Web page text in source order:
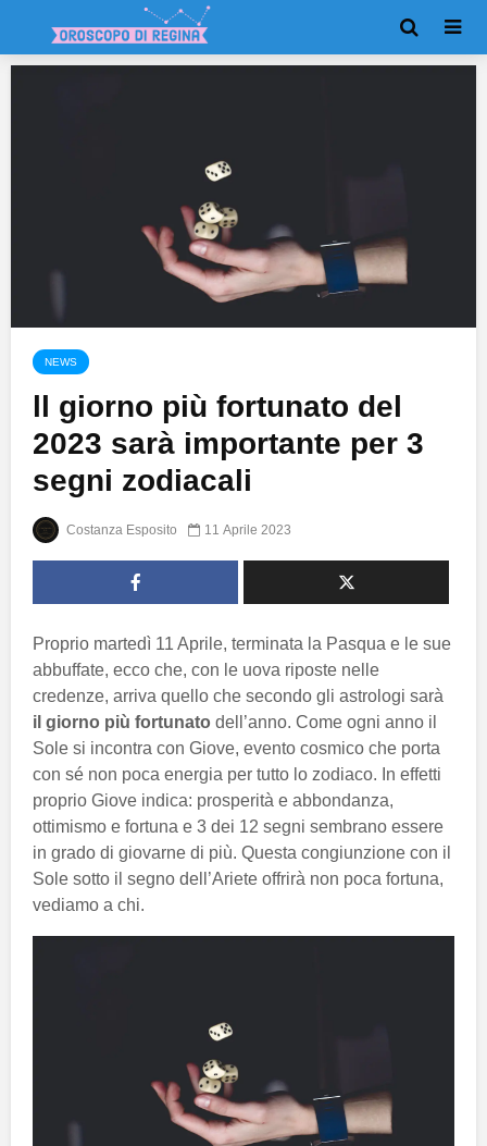
NEWS
ll giorno più fortunato del
2023 sarà importante per 3
segni zodiacali
Costanza Esposito 11 Aprile 2023
Proprio martedì 11 Aprile, terminata la Pasqua e le sue
abbuffate, ecco che, con le uova riposte nelle
credenze, arriva quello che secondo gli astrologi sarà
il giorno più fortunato dell’anno. Come ogni anno il
Sole si incontra con Giove, evento cosmico che porta
con sé non poca energia per tutto lo zodiaco. In effetti
proprio Giove indica: prosperità e abbondanza,
ottimismo e fortuna e 3 dei 12 segni sembrano essere
in grado di giovarne di più. Questa congiunzione con il
Sole sotto il segno dell’Ariete offrirà non poca fortuna,
vediamo a chi.